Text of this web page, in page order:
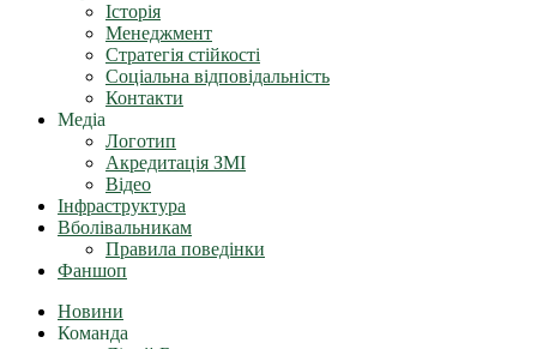
Історія
Менеджмент
Стратегія стійкості
Соціальна відповідальність
Контакти
Медіа
Логотип
Акредитація ЗМІ
Відео
Інфраструктура
Вболівальникам
Правила поведінки
Фаншоп
Новини
Команда